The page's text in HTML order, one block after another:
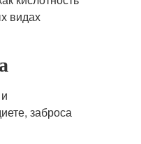
видах
заброса